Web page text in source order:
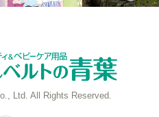
Ltd. All Rights Reserved.